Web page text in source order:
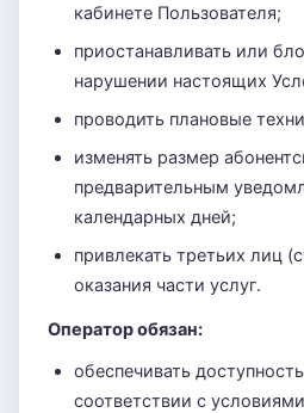
кабинете Пользователя;
приостанавливать или
нарушении настоящих
проводить плановые
изменять размер
предварительным
календарных дней;
привлекать третьих лиц
оказания части услуг.
Оператор обязан:
обеспечивать
соответствии с